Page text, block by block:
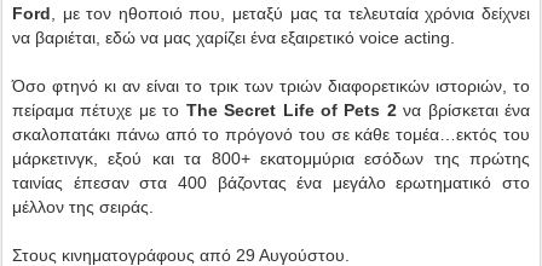
Ford , με τον ηθοποιό που, μεταξύ μας τα τελευταία χρόνια δείχνει
να βαριέται, εδώ να μας χαρίζει ένα εξαιρετικό voice acting.
Όσο φτηνό κι αν είναι το τρικ των τριών διαφορετικών ιστοριών, το
πείραμα πέτυχε με το The Secret Life of Pets 2να βρίσκεται ένα
σκαλοπατάκι πάνω από το πρόγονό του σε κάθε τομέα…εκτός του
μάρκετινγκ, εξού και τα 800+ εκατομμύρια εσόδων της πρώτης
ταινίας έπεσαν στα 400 βάζοντας ένα μεγάλο ερωτηματικό στο
μέλλον της σειράς.
Στους κινηματογράφους από 29 Αυγούστου.